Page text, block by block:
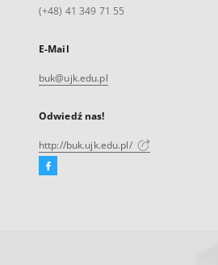
(+48) 41 349 71 55
E-Mail
buk@ujk.edu.pl
Odwiedź nas!
http://buk.ujk.edu.pl/
Facebook